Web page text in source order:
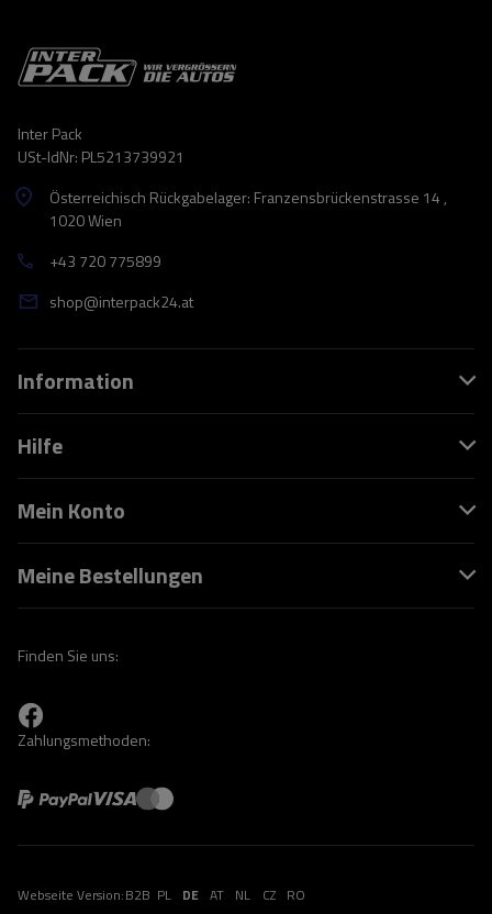
Inter Pack
USt-IdNr: PL5213739921
Österreichisch Rückgabelager: Franzensbrückenstrasse 14 ,
1020 Wien
+43 720 775899
shop@interpack24.at
Information
Hilfe
Mein Konto
Meine Bestellungen
Finden Sie uns:
Zahlungsmethoden:
Webseite Version:B2B PL DE AT NL CZ RO